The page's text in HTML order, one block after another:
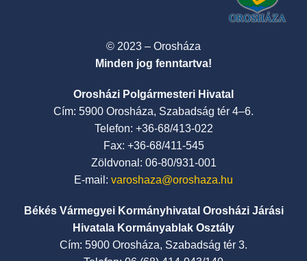
© 2023 – Orosháza
Minden jog fenntartva!
Orosházi Polgármesteri Hivatal
Cím: 5900 Orosháza, Szabadság tér 4–6.
Telefon: +36-68/413-022
Fax: +36-68/411-545
Zöldvonal: 06-80/931-001
E-mail: varoshaza@oroshaza.hu
Békés Vármegyei Kormányhivatal Orosházi Járási
Hivatala Kormányablak Osztály
Cím: 5900 Orosháza, Szabadság tér 3.